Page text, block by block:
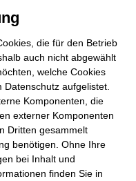
die für den Betrieb
auch nicht abgewählt
welche Cookies
Datenschutz aufgelistet.
Komponenten, die
externer Komponenten
Dritten gesammelt
benötigen. Ohne Ihre
bei Inhalt und
finden Sie in